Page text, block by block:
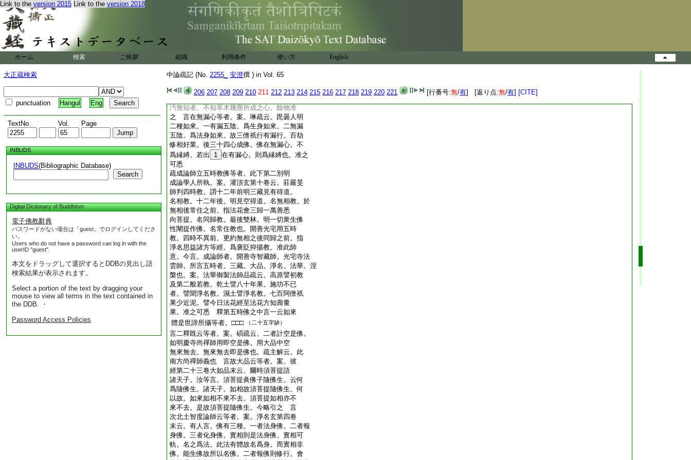
Link to the version 2015 Link to the version 2018
ホーム 検索 ご挨拶 組織 利用条件 使い方 English
大正蔵検索
punctuation Hangul Eng
TextNo. Vol. Page
INBUDS
INBUDS(Bibliographic Database)
Search
Digital Dictionary of Buddhism
電子佛教辭典
パスワードがない場合は「guest」でログインしてくださ
い。
Users who do not have a password can log in with the
userID "guest".
本文をドラッグして選択するとDDBの見出し語
検索結果が表示されます。
Select a portion of the text by dragging your
mouse to view all terms in the text contained in
the DDB. ・
Password Access Policies
中論疏記 (No. 2255_ 安澄撰 ) in Vol. 65
206 207 208 209 210 211 212 213 214 215 216 217 218 219 220 221 [行番号:無/有] [返り点:無/有] [CITE]
好業。乃至廣説。彼論疏解云。此偈明決定菩
薩相。凡有二決定。一者菩提心決定。謂從初
阿僧祇劫。至第三阿僧祇劫。決定成佛。不退
作二乘是。二者趣到決定。謂從百劫之初。造
相報業。始得決定到佛是也。述義解云。三十
四心者。斷三界見惑。十六心與斷九地修惑。
九無礙。九解脱。合爲三十四心。此中前三十
三心爲因位。第三十四心爲果位。問。二乘斷
見修。與佛斷見修何異。答。異。何者二乘但斷
染汚無知耳。佛斷染汚無知不染汚無知故
汚無知者。不知草木幾塵所成之心。餘物准
之 言在無漏心等者。案。琳疏云。毘曇人明
二種如來。一有漏五陰。爲生身如來。二無漏
五陰。爲法身如來。故三僧祇行有漏行。百劫
修相好業。後三十四心成佛。佛在無漏心。不
爲縁縛。若出
1 在有漏心。則爲縁縛也。准之
可悉
疏成論師立五時教佛等者。此下第二別明
成論學人所執。案。灌頂玄第十卷云。莊嚴旻
師判四時教。謂十二年前明三藏見有得道。
名相教。十二年後。明見空得道。名無相教。於
無相後常住之前。指法花會三歸一萬善悉
向菩提。名同歸教。最後雙林。明一切衆生佛
性闡提作佛。名常住教也。開善光宅用五時
教。四時不異前。更約無相之後同歸之前。指
淨名思益諸方等經。爲褒貶抑揚教。准此師
意。今言。成論師者。開善寺智藏師。光宅寺法
雲師。所言五時者。三藏。大品。淨名。法華。涅
槃也。案。法華御製法師品疏云。高原譬初教
及第二般若教。乾土譬八十年果。施功不已
者。譬聞淨名教。濕土譬淨名教。七百阿僧祇
果少近泥。譬今日法花經至法花方知壽量
果。准之可悉 釋第五時佛之中言一云如來
體是世諦所攝等者。□□□
（二十五字缺）
言二釋既云等者。案。碩疏云。二者計空是佛。
如明慶寺尚禪師用即空是佛。用大品中空
無來無去。無來無去即是佛也。疏主解云。此
南方尚禪師義也 言故大品云等者。案。彼
經第二十三卷大如品末云。爾時須菩提語
諸天子。汝等言。須菩提眞佛子隨佛生。云何
爲隨佛生。諸天子。如相故須菩提隨佛生。何
以故。如來如相不來不去。須菩提如相亦不
來不去。是故須菩提隨佛生。今略引之 言
次北土智度論師云等者。案。淨名玄第四卷
末云。有人言。佛有三種。一者法身佛。二者報
身佛。三者化身佛。實相則是法身佛。實相可
軌。名之爲法。此法有體故名爲身。而實相非
佛。能生佛故所以名佛。二者報佛則修行。會